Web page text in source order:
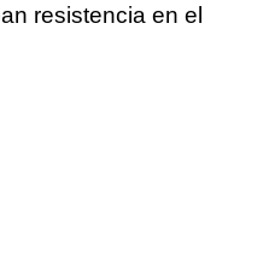
resistencia en el